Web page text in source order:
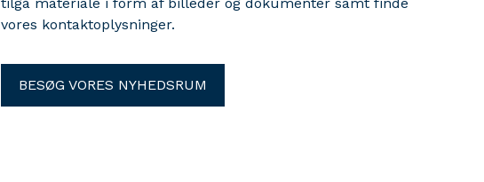
vores kontaktoplysninger.
BESØG VORES NYHEDSRUM